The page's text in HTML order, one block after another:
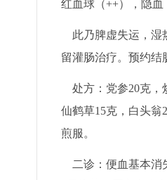
红血球（++），隐血
此乃脾虚失运，湿
留灌肠治疗。预约结
处方：党参20克，
仙鹤草15克，白头翁
煎服。
二诊：便血基本消